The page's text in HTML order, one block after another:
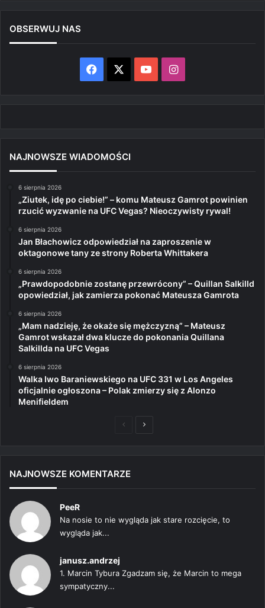
OBSERWUJ NAS
Facebook YouTubeInstagram
NAJNOWSZE WIADOMOŚCI
6 sierpnia 2026
„Ziutek, idę po ciebie!” – komu Mateusz Gamrot powinien
rzucić wyzwanie na UFC Vegas? Nieoczywisty rywal!
6 sierpnia 2026
Jan Błachowicz odpowiedział na zaproszenie w
oktagonowe tany ze strony Roberta Whittakera
6 sierpnia 2026
„Prawdopodobnie zostanę przewrócony” – Quillan Salkilld
opowiedział, jak zamierza pokonać Mateusza Gamrota
6 sierpnia 2026
„Mam nadzieję, że okaże się mężczyzną” – Mateusz
Gamrot wskazał dwa klucze do pokonania Quillana
Salkillda na UFC Vegas
6 sierpnia 2026
Walka Iwo Baraniewskiego na UFC 331 w Los Angeles
oficjalnie ogłoszona – Polak zmierzy się z Alonzo
Menifieldem
PoprzedniaNastępna
NAJNOWSZE KOMENTARZE
PeeR
Na nosie to nie wygląda jak stare rozcięcie, to
wygląda jak...
janusz.andrzej
1. Marcin Tybura Zgadzam się, że Marcin to mega
sympatyczny...